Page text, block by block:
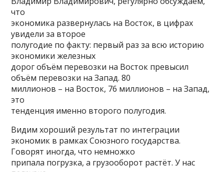
что
экономика развернулась на Восток, в цифрах
увидели за второе
полугодие по факту: первый раз за всю историю
экономики железных
дорог объём перевозки на Восток превысил
объём перевозки на Запад. 80
миллионов – на Восток, 76 миллионов – на Запад,
это
тенденция именно второго полугодия.
Видим хороший результат по интеграции
экономик в рамках Союзного государства.
Говорят иногда, что немножко
припала погрузка, а грузооборот растёт. У нас